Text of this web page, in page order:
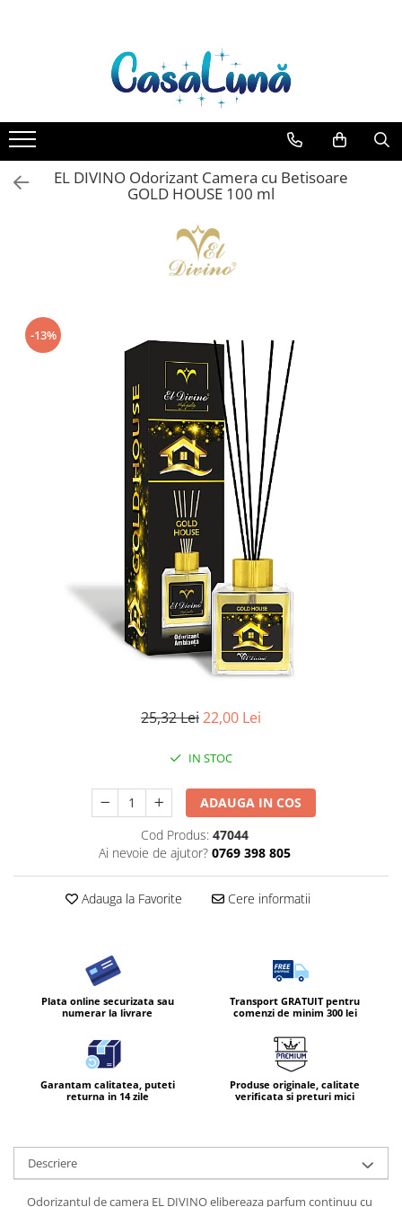
Toate Produsele
Gamma D'ORO Odorizant Cu
Betisoare 120 ml
EYFEL
EYFEL Odorizant Auto 10 ml
EYFEL Spray Odorizant 400 ml
LORIS Odorizant cu Betisoare 120
ml
Apret & solutii speciale
Solutie de intretinere textile
Solutii de scos pete
Tablete & Capsule
Produse Dezinfectante-
Diverse produse de uz casnic
Servetele Umede Multisuprfete
Ingrijire Personala
Ingrijirea corpului
Deo Incaltaminte
Ingrijire intima
Lotiune de corp
EL DIVINO Odorizant Camera cu Betisoare
GOLD HOUSE 100 ml
-13%
25,32 Lei22,00 Lei
IN STOC
ADAUGA IN COS
Cod Produs: 47044
Ai nevoie de ajutor? 0769 398 805
Adauga la Favorite Cere informatii
Plata online securizata sau
numerar la livrare
Transport GRATUIT pentru
comenzi de minim 300 lei
Garantam calitatea, puteti
returna in 14 zile
Produse originale, calitate
verificata si preturi mici
Descriere
Odorizantul de camera EL DIVINO elibereaza parfum continuu cu